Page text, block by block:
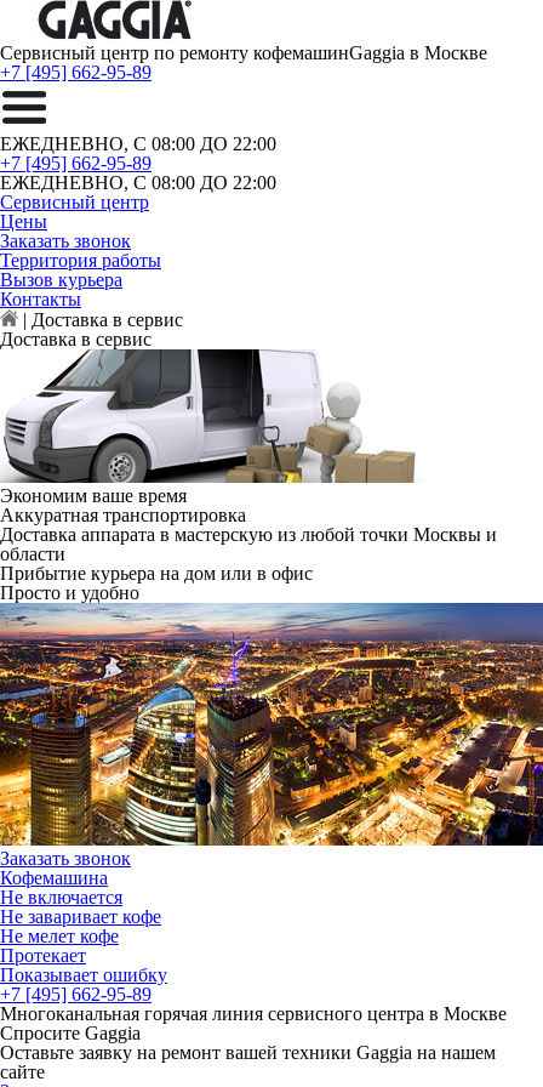
Сервисный центр по ремонту кофемашинGaggia в Москве
+7 [495] 662-95-89
ЕЖЕДНЕВНО, С 08:00 ДО 22:00
+7 [495] 662-95-89
ЕЖЕДНЕВНО, С 08:00 ДО 22:00
Сервисный центр
Цены
Заказать звонок
Территория работы
Вызов курьера
Контакты
| Доставка в сервис
Доставка в сервис
Экономим ваше время
Аккуратная транспортировка
Доставка аппарата в мастерскую из любой точки Москвы и
области
Прибытие курьера на дом или в офис
Просто и удобно
Заказать звонок
Кофемашина
Не включается
Не заваривает кофе
Не мелет кофе
Протекает
Показывает ошибку
+7 [495] 662-95-89
Многоканальная горячая линия сервисного центра в Москве
Спросите Gaggia
Оставьте заявку на ремонт вашей техники Gaggia на нашем
сайте